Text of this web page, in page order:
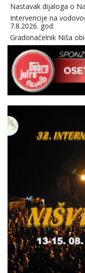
Nastavak dijaloga o
Intervencije na
7.8.2026. god.
Gradonačelnik Niša